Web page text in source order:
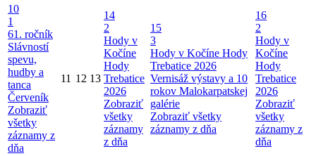
10
1
61. ročník
Slávností
spevu,
hudby a
tanca
Červeník
Zobraziť
všetky
záznamy z
dňa
11 12 13
14
2
Hody v
Kočíne
Hody
Trebatice
2026
Zobraziť
všetky
záznamy
z dňa
15
3
Hody v Kočíne Hody
Trebatice 2026
Vernisáž výstavy a 10
rokov Malokarpatskej
galérie
Zobraziť všetky
záznamy z dňa
16
2
Hody v
Kočíne
Hody
Trebatice
2026
Zobraziť
všetky
záznamy z
dňa